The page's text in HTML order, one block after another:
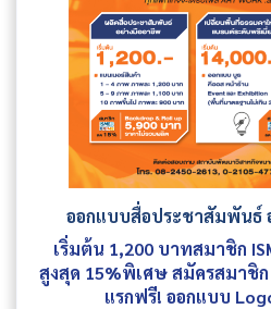
ออกแบบสื่อประชาสัมพันธ์
เริ่มต้น 1,200 บาทสมาชิก
สูงสุด 15%พิเศษ สมัครสมาชิก
แรกฟรี! ออกแบบ